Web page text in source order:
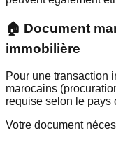
🏠 Document
immobilière
Pour une transaction
marocains
requise selon le pays
Votre document